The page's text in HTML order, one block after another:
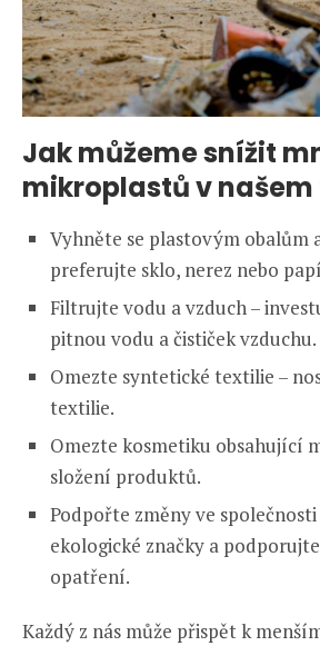
Jak můžeme snížit
mikroplastů v našem
Vyhněte se plastovým obalům
preferujte sklo, nerez nebo
Filtrujte vodu a vzduch –
pitnou vodu a čističek vzduchu.
Omezte syntetické textilie –
textilie.
Omezte kosmetiku obsahující
složení produktů.
Podpořte změny ve
ekologické značky a
opatření.
Každý z nás může přispět k